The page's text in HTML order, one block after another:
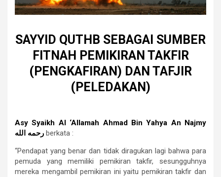
SAYYID QUTHB SEBAGAI SUMBER
FITNAH PEMIKIRAN TAKFIR
(PENGKAFIRAN) DAN TAFJIR
(PELEDAKAN)
Asy Syaikh Al ‘Allamah Ahmad Bin Yahya An Najmy
رحمه الله berkata :
“Pendapat yang benar dan tidak diragukan lagi bahwa para
pemuda yang memiliki pemikiran takfir, sesungguhnya
mereka mengambil pemikiran ini yaitu pemikiran takfir dan